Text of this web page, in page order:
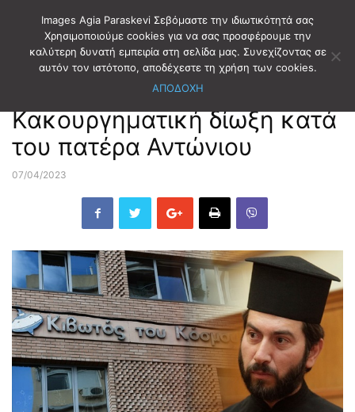
Αρχική ΕΙΔΗΣΕΙΣ
Κακουργηματική δίωξη κατά
του πατέρα Αντώνιου
07/04/2023
Images Agia Paraskevi Σεβόμαστε την ιδιωτικότητά σας
Χρησιμοποιούμε cookies για να σας προσφέρουμε την
καλύτερη δυνατή εμπειρία στη σελίδα μας. Συνεχίζοντας σε
αυτόν τον ιστότοπο, αποδέχεστε τη χρήση των cookies.
ΑΠΟΔΟΧΗ